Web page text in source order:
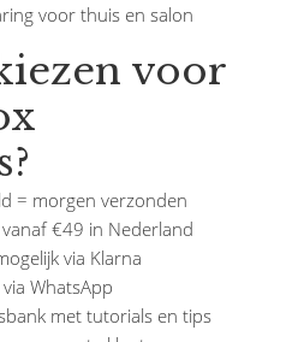
voor thuis en salon
voor
= morgen verzonden
€49 in Nederland
via Klarna
WhatsApp
met tutorials en tips